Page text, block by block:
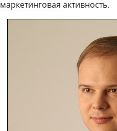
маркетинговая активность.